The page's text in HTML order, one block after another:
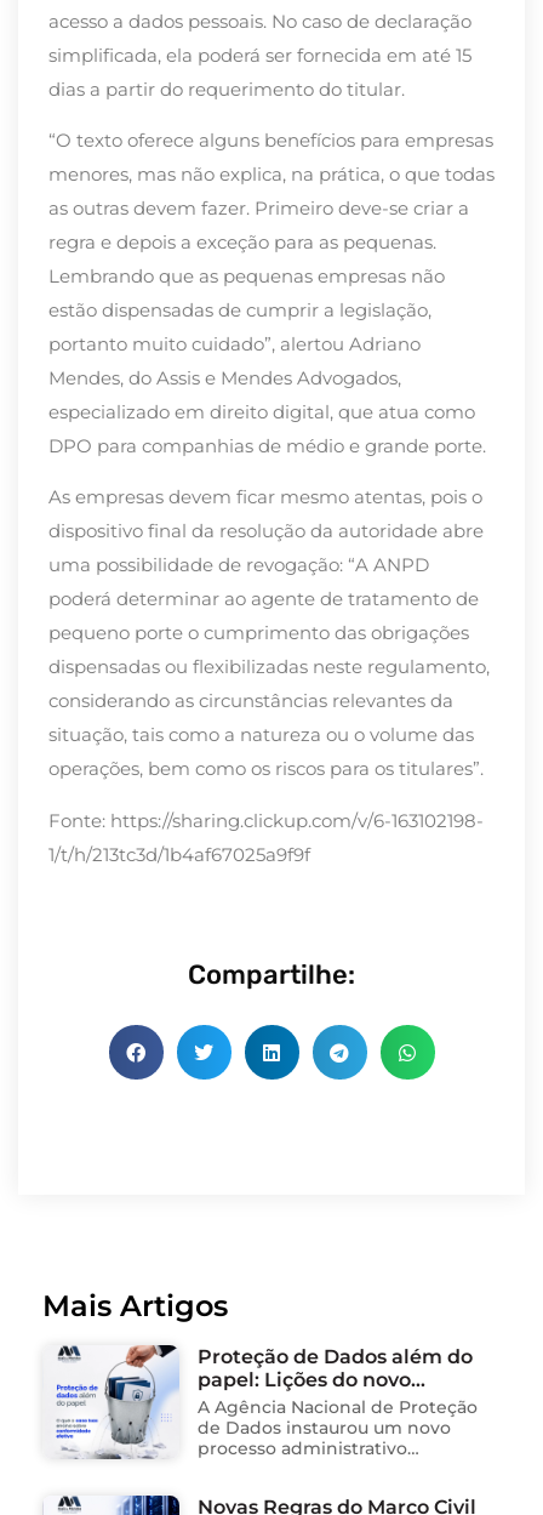
acesso a dados pessoais. No caso de declaração
simplificada, ela poderá ser fornecida em até 15
dias a partir do requerimento do titular.
“O texto oferece alguns benefícios para empresas
menores, mas não explica, na prática, o que todas
as outras devem fazer. Primeiro deve-se criar a
regra e depois a exceção para as pequenas.
Lembrando que as pequenas empresas não
estão dispensadas de cumprir a legislação,
portanto muito cuidado”, alertou Adriano
Mendes, do Assis e Mendes Advogados,
especializado em direito digital, que atua como
DPO para companhias de médio e grande porte.
As empresas devem ficar mesmo atentas, pois o
dispositivo final da resolução da autoridade abre
uma possibilidade de revogação: “A ANPD
poderá determinar ao agente de tratamento de
pequeno porte o cumprimento das obrigações
dispensadas ou flexibilizadas neste regulamento,
considerando as circunstâncias relevantes da
situação, tais como a natureza ou o volume das
operações, bem como os riscos para os titulares”.
Fonte: https://sharing.clickup.com/v/6-163102198-
1/t/h/213tc3d/1b4af67025a9f9f
Compartilhe:
Mais Artigos
Proteção de Dados além do
papel: Lições do novo
processo sancionador da
ANPD
A Agência Nacional de Proteção
de Dados instaurou um novo
processo administrativo
organização social responsável
Novas Regras do Marco Civil